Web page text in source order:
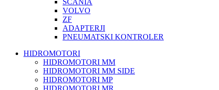
SCANIA
VOLVO
ZF
ADAPTERJI
PNEUMATSKI KONTROLER
HIDROMOTORI
HIDROMOTORI MM
HIDROMOTORI MM SIDE
HIDROMOTORI MP
HIDROMOTORI MR